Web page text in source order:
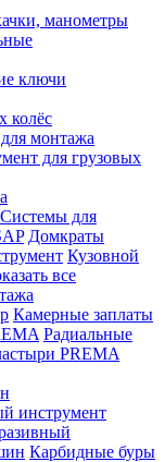
манометры
ключи
колёс
монтажа
для грузовых
Системы для
Домкраты
Кузовной
все
Камерные заплаты
Радиальные
PREMA
инструмент
Карбидные буры